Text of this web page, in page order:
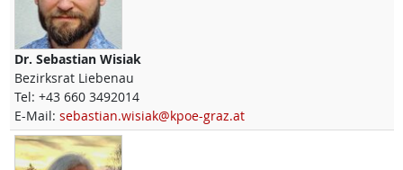
Dr. Sebastian Wisiak
Bezirksrat Liebenau
Tel: +43 660 3492014
E-Mail: sebastian.wisiak@kpoe-graz.at